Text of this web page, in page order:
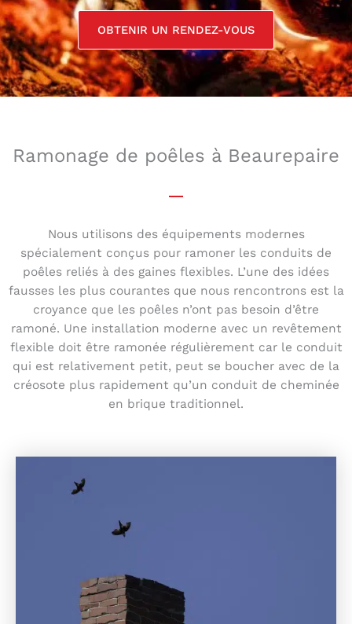
OBTENIR UN RENDEZ-VOUS
Ramonage de poêles à Beaurepaire
Nous utilisons des équipements modernes
spécialement conçus pour ramoner les conduits de
poêles reliés à des gaines flexibles. L’une des idées
fausses les plus courantes que nous rencontrons est la
croyance que les poêles n’ont pas besoin d’être
ramoné. Une installation moderne avec un revêtement
flexible doit être ramonée régulièrement car le conduit
qui est relativement petit, peut se boucher avec de la
créosote plus rapidement qu’un conduit de cheminée
en brique traditionnel.